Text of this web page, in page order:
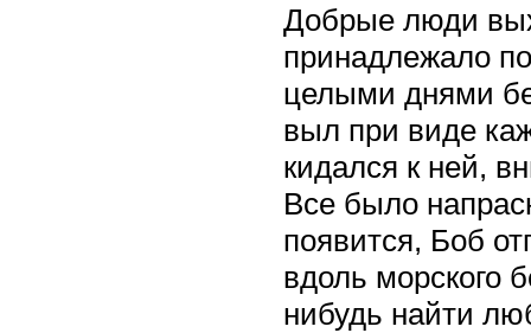
Добрые люди
принадлежало
целыми днями
выл при виде
кидался к ней,
Все было
появится, Боб
вдоль морского
нибудь найти